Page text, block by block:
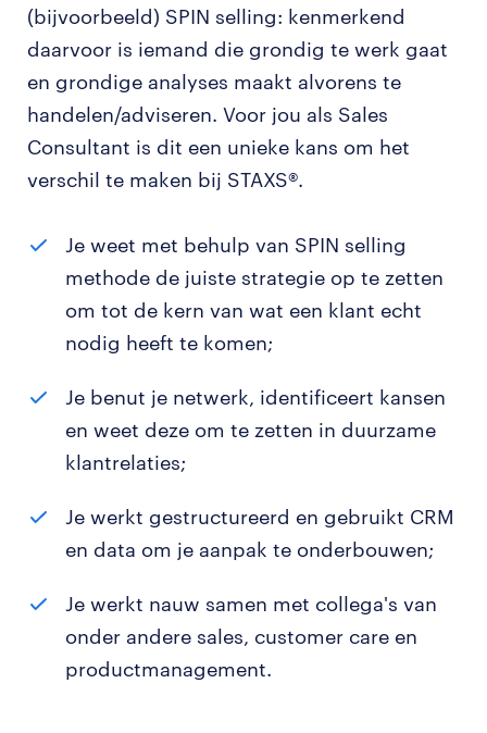
(bijvoorbeeld) SPIN selling: kenmerkend
daarvoor is iemand die grondig te werk gaat
en grondige analyses maakt alvorens te
handelen/adviseren. Voor jou als Sales
Consultant is dit een unieke kans om het
verschil te maken bij STAXS®.
Je weet met behulp van SPIN selling
methode de juiste strategie op te zetten
om tot de kern van wat een klant echt
nodig heeft te komen;
Je benut je netwerk, identificeert kansen
en weet deze om te zetten in duurzame
klantrelaties;
Je werkt gestructureerd en gebruikt CRM
en data om je aanpak te onderbouwen;
Je werkt nauw samen met collega's van
onder andere sales, customer care en
productmanagement.